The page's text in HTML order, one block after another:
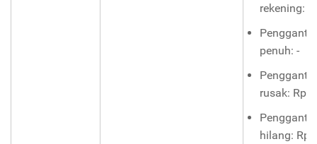
rekening:
penuh: -
rusak: Rp
hilang: Rp